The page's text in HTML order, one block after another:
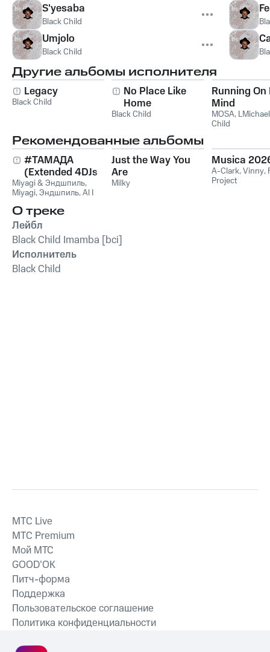
S'yesaba
Black Child
Umjolo
Black Child
Другие альбомы исполнителя
Legacy
Black Child
No Place Like
Home
Black Child
Running On
Mind
MOSA, LMichael
Child
Рекомендованные альбомы
#ТАМАДА
(Extended 4DJs
Pack)
Miyagi & Эндшпиль,
Miyagi,Эндшпиль,Al I
Just the Way You
Are
Milky
Musica
A-Clark,Vinny,
Project
О треке
Лейбл
Black Child Imamba [bci]
Исполнитель
Black Child
MTС Live
MTС Premium
Мой МТС
GOOD’OK
Питч-форма
Поддержка
Пользовательское соглашение
Политика конфиденциальности